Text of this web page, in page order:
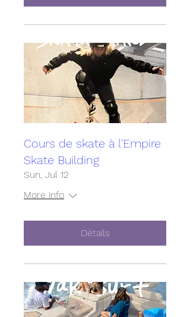
Cours de skate à l'Empire
Skate Building
Sun, Jul 12
More info
Détails